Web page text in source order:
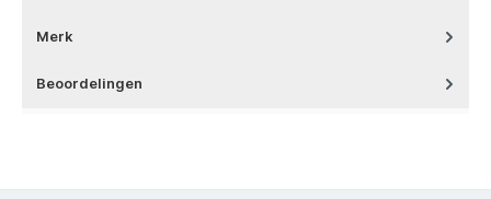
Merk
Beoordelingen